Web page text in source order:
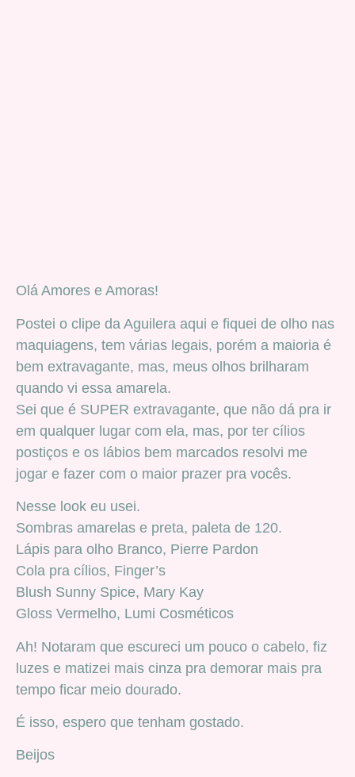
Olá Amores e Amoras!
Postei o clipe da Aguilera aqui e fiquei de olho nas
maquiagens, tem várias legais, porém a maioria é
bem extravagante, mas, meus olhos brilharam
quando vi essa amarela.
Sei que é SUPER extravagante, que não dá pra ir
em qualquer lugar com ela, mas, por ter cílios
postiços e os lábios bem marcados resolvi me
jogar e fazer com o maior prazer pra vocês.
Nesse look eu usei.
Sombras amarelas e preta, paleta de 120.
Lápis para olho Branco, Pierre Pardon
Cola pra cílios, Finger’s
Blush Sunny Spice, Mary Kay
Gloss Vermelho, Lumi Cosméticos
Ah! Notaram que escureci um pouco o cabelo, fiz
luzes e matizei mais cinza pra demorar mais pra
tempo ficar meio dourado.
É isso, espero que tenham gostado.
Beijos